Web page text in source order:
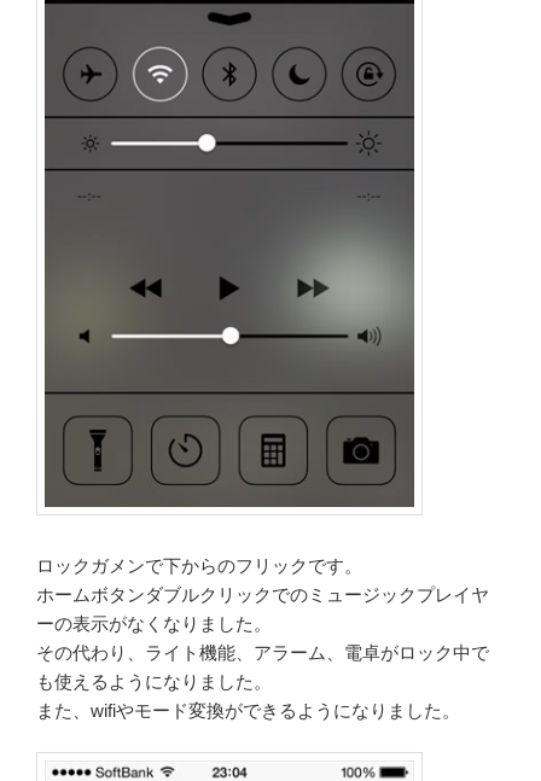
ロックガメンで下からのフリックです。
ホームボタンダブルクリックでのミュージックプレイヤ
ーの表示がなくなりました。
その代わり、ライト機能、アラーム、電卓がロック中で
も使えるようになりました。
また、wifiやモード変換ができるようになりました。